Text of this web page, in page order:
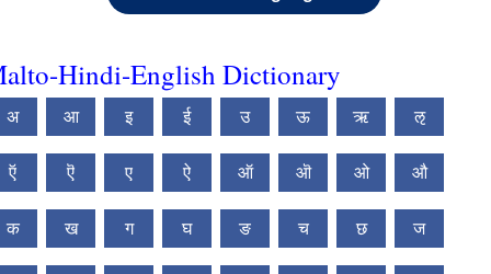
Hindi-English Dictionary
अ आ इ ई उ ऊ ऋ ऌ
ऍ ऎ ए ऐ ऑ ऒ ओ औ
क ख ग घ ङ च छ ज